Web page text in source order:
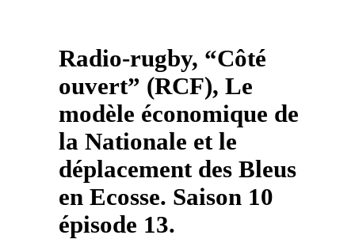
Radio-rugby, “Côté
ouvert” (RCF), Le
modèle économique de
la Nationale et le
déplacement des Bleus
en Ecosse. Saison 10
épisode 13.